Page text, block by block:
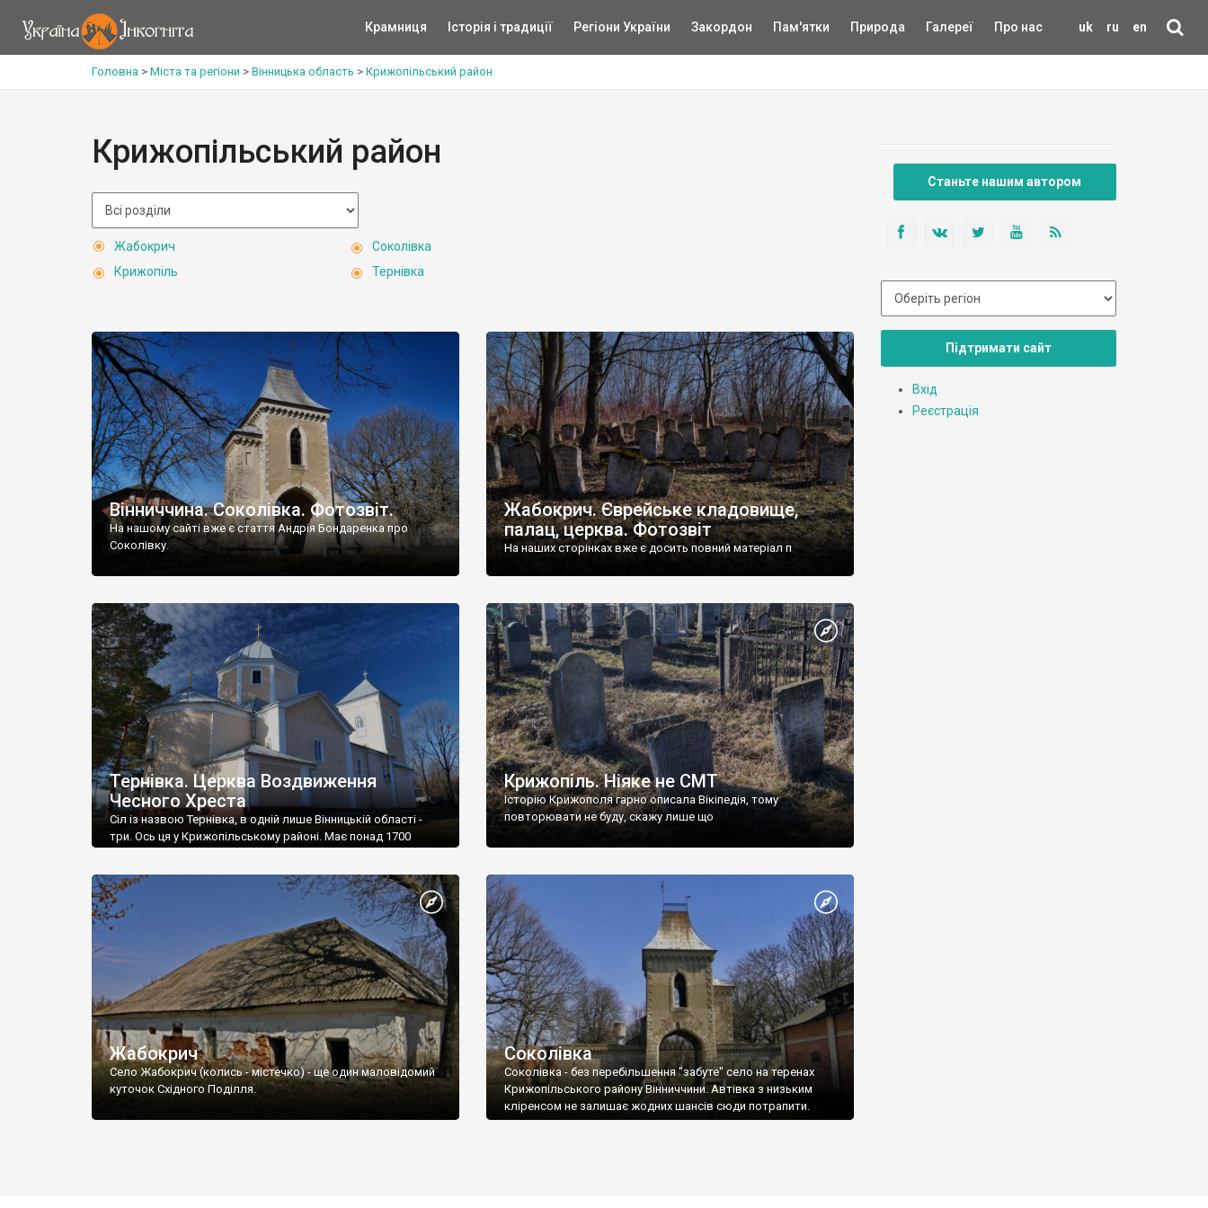
uk ru en
Крамниця Історія і традиції Регіони України Закордон Пам'ятки Природа Галереї Про нас
Головна > Міста та регіони > Вінницька область > Крижопільський район
Крижопільський район
Жабокрич
Крижопіль
Соколівка
Тернівка
Вінниччина. Соколівка. Фотозвіт.
На нашому сайті вже є стаття Андрія Бондаренка про
Соколівку.
Жабокрич. Єврейське кладовище,
палац, церква. Фотозвіт
На наших сторінках вже є досить повний матеріал п
Тернівка. Церква Воздвиження
Чесного Хреста
Сіл із назвою Тернівка, в одній лише Вінницькій області -
три. Ось ця у Крижопільському районі. Має понад 1700
Крижопіль. Ніяке не СМТ
Історію Крижополя гарно описала Вікіпедія, тому
повторювати не буду, скажу лише що
Жабокрич
Село Жабокрич (колись - містечко) - ще один маловідомий
куточок Східного Поділля.
Соколівка
Соколівка - без перебільшення "забуте" село на теренах
Крижопільського району Вінниччини. Автівка з низьким
кліренсом не залишає жодних шансів сюди потрапити.
Станьте нашим автором
Підтримати сайт
Вхід
Реєстрація